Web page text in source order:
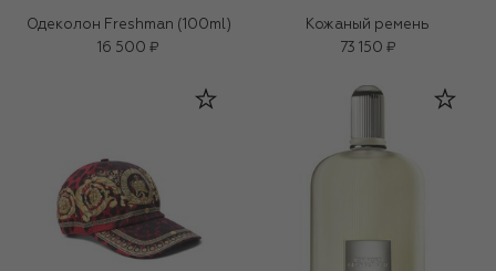
Одеколон Freshman (100ml)
16 500 ₽
Кожаный ремень
73 150 ₽